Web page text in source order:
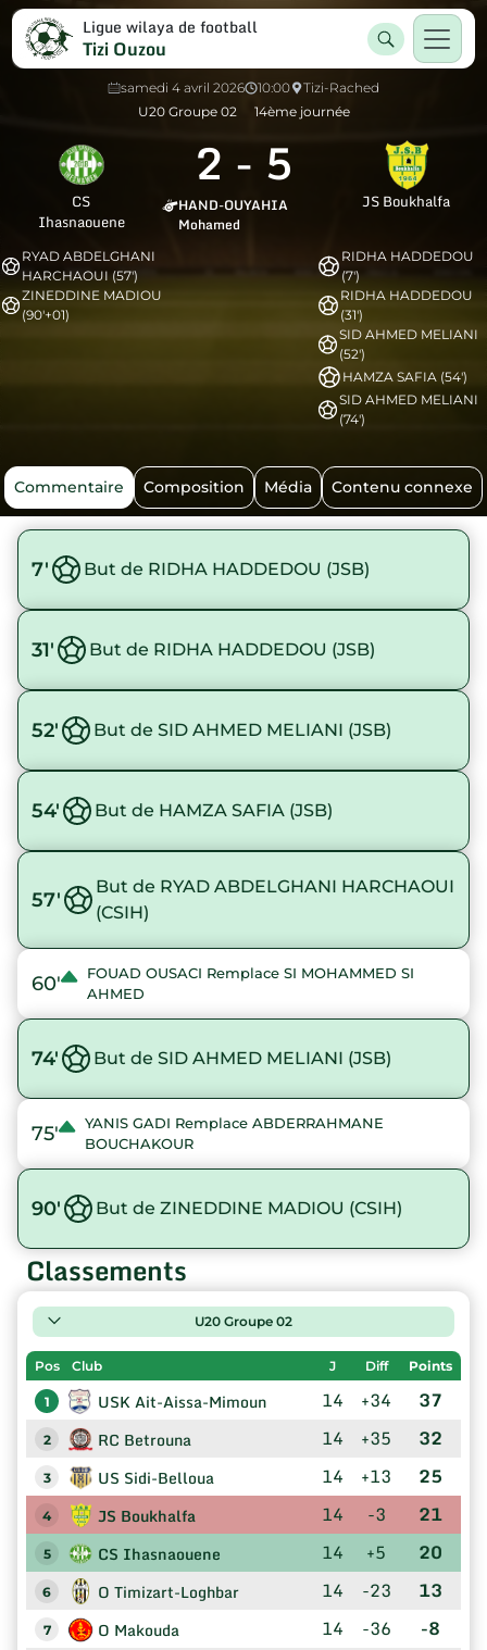
Ligue wilaya de football
Tizi Ouzou
samedi 4 avril 2026 10:00
Tizi-Rached
U20 Groupe 02
14ème journée
CS
Ihasnaouene
2 - 5
HAND-OUYAHIA
Mohamed
JS Boukhalfa
RYAD ABDELGHANI
HARCHAOUI (57')
ZINEDDINE MADIOU
(90'+01)
RIDHA HADDEDOU
(7')
RIDHA HADDEDOU
(31')
SID AHMED MELIANI
(52')
HAMZA SAFIA (54')
SID AHMED MELIANI
(74')
Commentaire Composition Média Contenu connexe
7' But de RIDHA HADDEDOU (JSB)
31' But de RIDHA HADDEDOU (JSB)
52' But de SID AHMED MELIANI (JSB)
54' But de HAMZA SAFIA (JSB)
57'
But de RYAD ABDELGHANI HARCHAOUI
(CSIH)
60'
FOUAD OUSACI Remplace SI MOHAMMED SI
AHMED
74' But de SID AHMED MELIANI (JSB)
75'
YANIS GADI Remplace ABDERRAHMANE
BOUCHAKOUR
90' But de ZINEDDINE MADIOU (CSIH)
Classements
U20 Groupe 02
Pos Club J Diff Points
1 USK Ait-Aissa-Mimoun 14 +34 37
2 RC Betrouna 14 +35 32
3 US Sidi-Belloua 14 +13 25
4 JS Boukhalfa 14 -3 21
5 CS Ihasnaouene 14 +5 20
6 O Timizart-Loghbar 14 -23 13
7 O Makouda 14 -36 -8